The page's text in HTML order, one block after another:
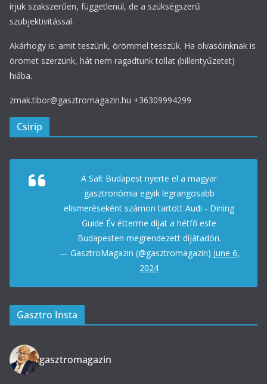
írjuk szakszerűen, függetlenül, de a szükségszerű
szubjektivitással.
Akárhogy is: amit teszünk, örömmel tesszük. Ha olvasóinknak is
örömet szerzünk, hát nem ragadtunk tollat (billentyűzetet)
hiába.
zmak.tibor@gasztromagazin.hu +36309994299
Csirip
A Salt Budapest nyerte el a magyar
gasztronómia egyik legrangosabb
elismeréseként számon tartott Audi - Dining
Guide Év étterme díjat a hétfő este
Budapesten megrendezett díjátadón.
— GasztroMagazin (@gasztromagazin) June 6,
2024
Gasztro Insta
gasztromagazin